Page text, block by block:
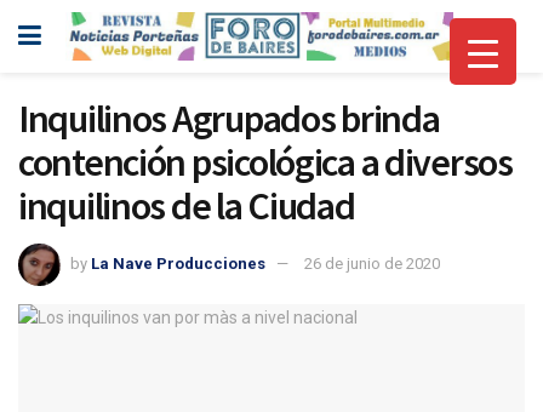
Inquilinos Agrupados brinda
contención psicológica a diversos
inquilinos de la Ciudad
by La Nave Producciones 26 de junio de 2020